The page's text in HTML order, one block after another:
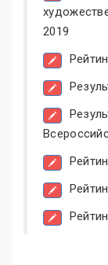
2019